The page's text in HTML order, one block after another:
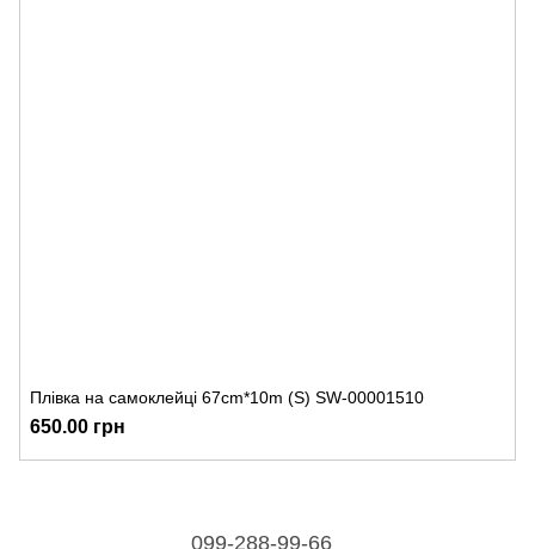
Плівка на самоклейці 67cm*10m (S) SW-00001510
650.00 грн
099-288-99-66